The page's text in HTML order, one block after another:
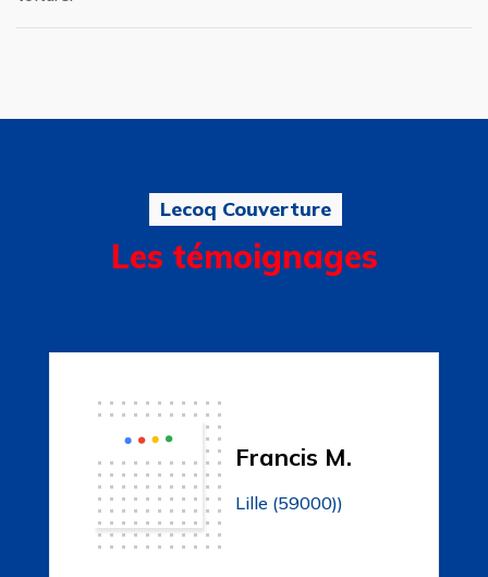
Lecoq Couverture
Les témoignages
Francis M.
Lille (59000))